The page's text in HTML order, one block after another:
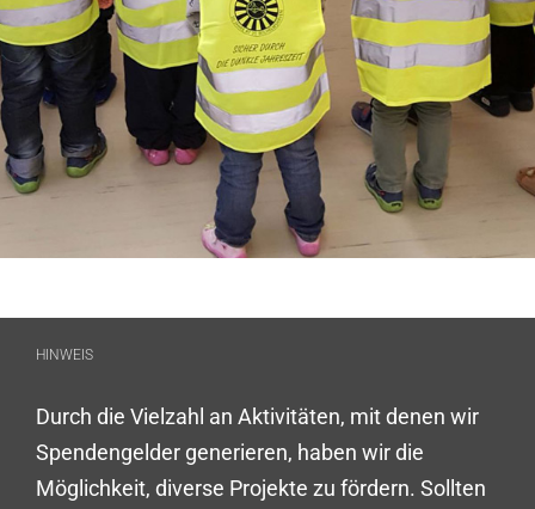
HINWEIS
Durch die Vielzahl an Aktivitäten, mit denen wir
Spendengelder generieren, haben wir die
Möglichkeit, diverse Projekte zu fördern. Sollten